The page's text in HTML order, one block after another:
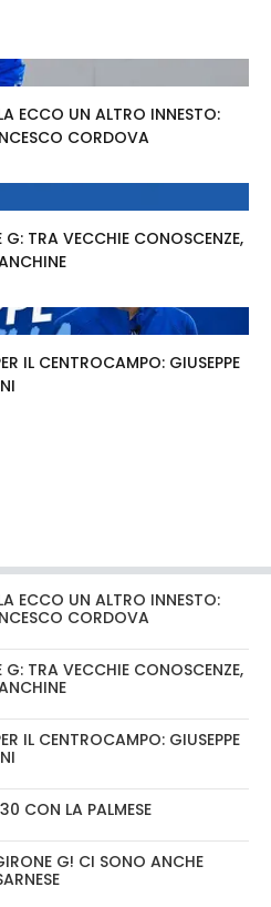
ECCO UN ALTRO INNESTO:
CORDOVA
TRA VECCHIE CONOSCENZE,
IL CENTROCAMPO: GIUSEPPE
ECCO UN ALTRO INNESTO:
CORDOVA
TRA VECCHIE CONOSCENZE,
IL CENTROCAMPO: GIUSEPPE
CON LA PALMESE
G! CI SONO ANCHE